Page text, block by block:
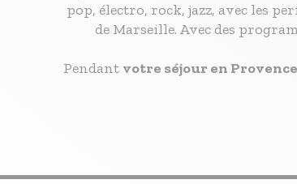
pop, électro, rock, jazz, avec les
de Marseille. Avec des
Pendant votre séjour en Provence